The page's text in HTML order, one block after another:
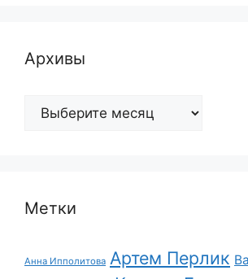
Архивы
Архивы
Метки
Анна Ипполитова Артем Перлик